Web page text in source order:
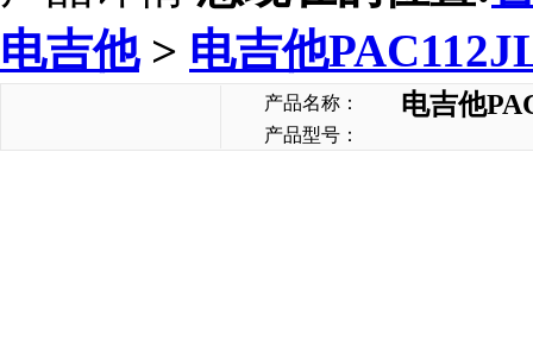
电吉他> 电吉他
产品名称： 电吉他
产品型号：